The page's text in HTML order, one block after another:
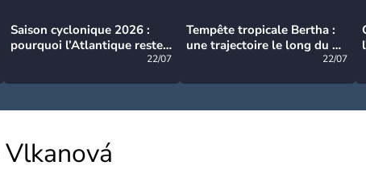
Saison cyclonique 2026 :
pourquoi l’Atlantique reste
22/07
Tempête tropicale Bertha :
une trajectoire le long du du
22/07
Vlkanová